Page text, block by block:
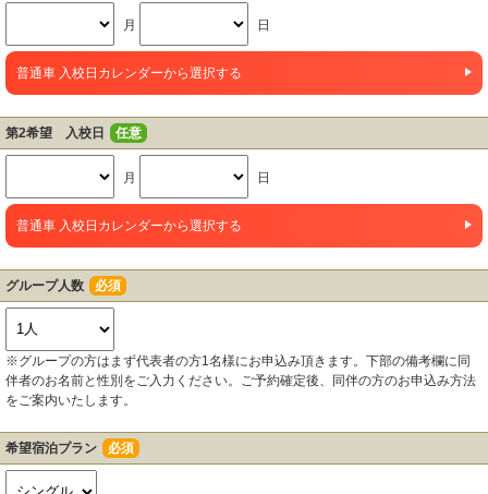
月 日
普通車 入校日カレンダーから選択する
第2希望 入校日 任意
月 日
普通車 入校日カレンダーから選択する
グループ人数 必須
※グループの方はまず代表者の方1名様にお申込み頂きます。下部の備考欄に同
伴者のお名前と性別をご入力ください。ご予約確定後、同伴の方のお申込み方法
をご案内いたします。
希望宿泊プラン 必須